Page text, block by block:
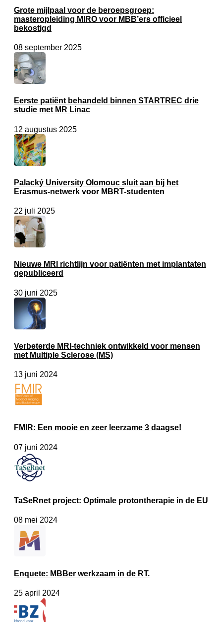
Grote mijlpaal voor de beroepsgroep:
masteropleiding MIRO voor MBB’ers officieel
bekostigd
08 september 2025
Eerste patiënt behandeld binnen STARTREC drie
studie met MR Linac
12 augustus 2025
Palacký University Olomouc sluit aan bij het
Erasmus-netwerk voor MBRT-studenten
22 juli 2025
Nieuwe MRI richtlijn voor patiënten met implantaten
gepubliceerd
30 juni 2025
Verbeterde MRI-techniek ontwikkeld voor mensen
met Multiple Sclerose (MS)
13 juni 2024
FMIR: Een mooie en zeer leerzame 3 daagse!
07 juni 2024
TaSeRnet project: Optimale protontherapie in de EU
08 mei 2024
Enquete: MBBer werkzaam in de RT.
25 april 2024